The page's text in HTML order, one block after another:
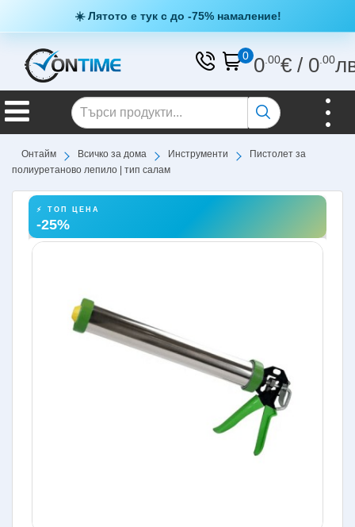
☀️ Лятото е тук с до -75% намаление!
0 0.00€/ 0.00
Онтайм Всичко за дома Инструменти
Пистолет за
полиуретаново лепило | тип салам
⚡ ТОП ЦЕНА
-25%